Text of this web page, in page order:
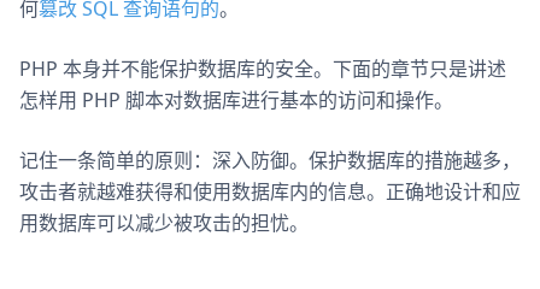
何篡改 SQL 查询语句的。
PHP 本身并不能保护数据库的安全。下面的章节只是讲述
怎样用 PHP 脚本对数据库进行基本的访问和操作。
记住一条简单的原则：深入防御。保护数据库的措施越多，
攻击者就越难获得和使用数据库内的信息。正确地设计和应
用数据库可以减少被攻击的担忧。